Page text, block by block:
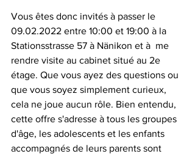
Vous êtes donc invités à passer le
09.02.2022 entre 10:00 et 19:00 à la
Stationsstrasse 57 à Nänikon et à  me
rendre visite au cabinet situé au 2e
étage. Que vous ayez des questions ou
que vous soyez simplement curieux,
cela ne joue aucun rôle. Bien entendu,
cette offre s'adresse à tous les groupes
d'âge, les adolescents et les enfants
accompagnés de leurs parents sont